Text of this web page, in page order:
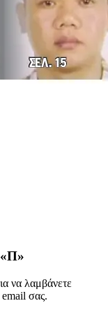
να λαμβάνετε
email σας.